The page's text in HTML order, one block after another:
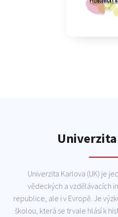
Univerzita Karlova (UK) je
vědeckých a vzdělávacích
republice, ale i v Evropě. Je
školou, která se trvale hlásí k